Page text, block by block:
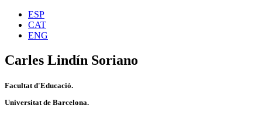
ESP
CAT
ENG
Carles Lindín Soriano
Facultat d'Educació.
Universitat de Barcelona.